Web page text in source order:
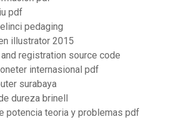
pdf
pedaging
illustrator 2015
registration source code
internasional pdf
surabaya
dureza brinell
potencia teoria y problemas pdf